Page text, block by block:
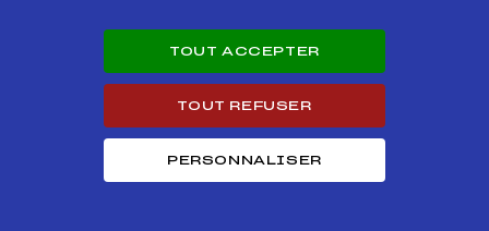
Antibes/Cagnes/Valberg
"Souvenir Claude
ACAM0181.FFS
TOUT ACCEPTER
TOUT REFUSER
PERSONNALISER